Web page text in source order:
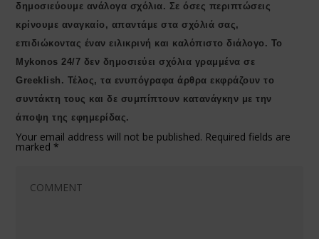
δημοσιεύουμε ανάλογα σχόλια. Σε όσες περιπτώσεις
κρίνουμε αναγκαίο, απαντάμε στα σχόλιά σας,
επιδιώκοντας έναν ειλικρινή και καλόπιστο διάλογο. Το
Μykonos 24/7 δεν δημοσιεύει σχόλια γραμμένα σε
Greeklish. Τέλος, τα ενυπόγραφα άρθρα εκφράζουν το
συντάκτη τους και δε συμπίπτουν κατανάγκην με την
άποψη της εφημερίδας.
Your email address will not be published. Required fields are
marked *